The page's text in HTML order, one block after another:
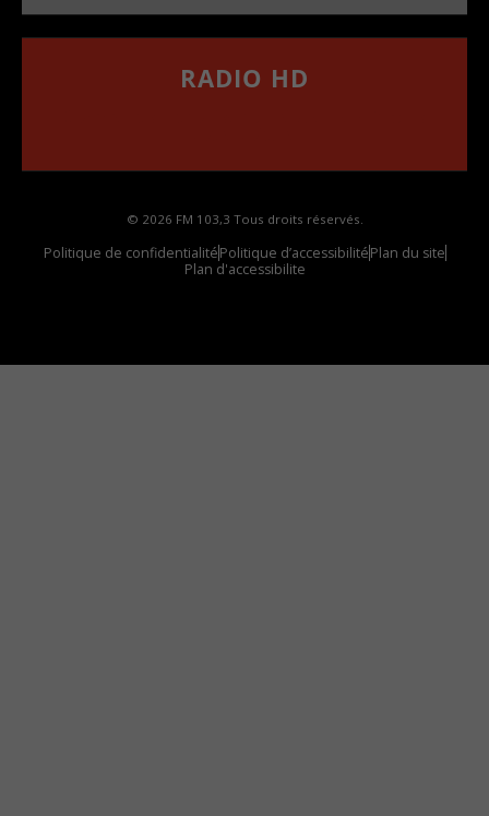
RADIO HD
© 2026 FM 103,3 Tous droits réservés.
Politique de confidentialitéPolitique d’accessibilitéPlan du site
Plan d'accessibilite